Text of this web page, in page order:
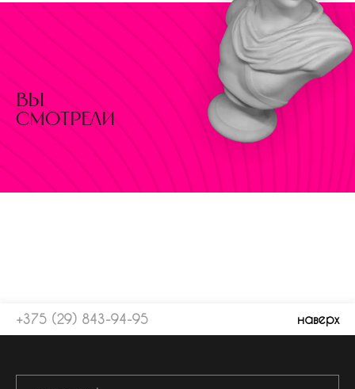
вы
смотрели
+375 (29) 843-94-95 наверх